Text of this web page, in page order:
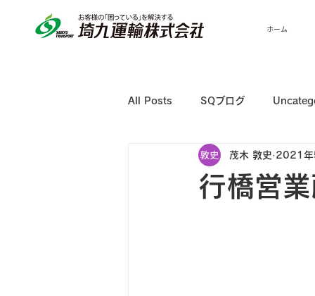
ホーム
All Posts SQブログ
行橋営
茂木 敦史 2021